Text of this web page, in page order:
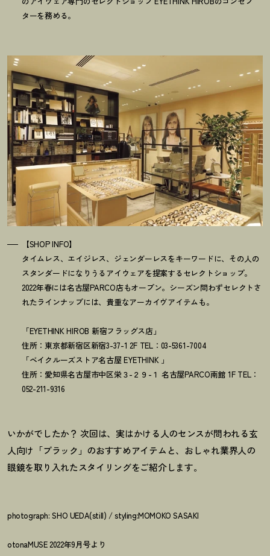
ターを務める。
【SHOP INFO】
タイムレス、エイジレス、ジェンダーレスをキーワードに、その人の
スタンダードになりうるアイウェアを提案するセレクトショップ。
2022年春には名古屋PARCO店もオープン。シーズン問わずセレクトさ
れたラインナップには、貴重なアーカイヴアイテムも。
「EYETHINK HIROB 新宿フラッグス店」
住所：東京都新宿区新宿3-37-1 2F TEL：03-5361-7004
「ベイクルーズストア名古屋 EYETHINK 」
住所：愛知県名古屋市中区栄３-２９-１ 名古屋PARCO南館 1F TEL：
052-211-9316
いかがでしたか？ 次回は、実はかける人のセンスが問われる玄
人向け「ブラック」のおすすめアイテムと、おしゃれ業界人の
眼鏡を取り入れたスタイリングをご紹介します。
photograph: SHO UEDA(still) / styling:MOMOKO SASAKI
otonaMUSE 2022年9月号より